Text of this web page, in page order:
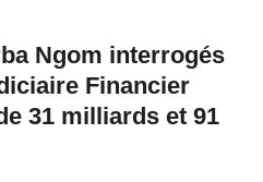
Ngom interrogés
Financier
31 milliards et 91